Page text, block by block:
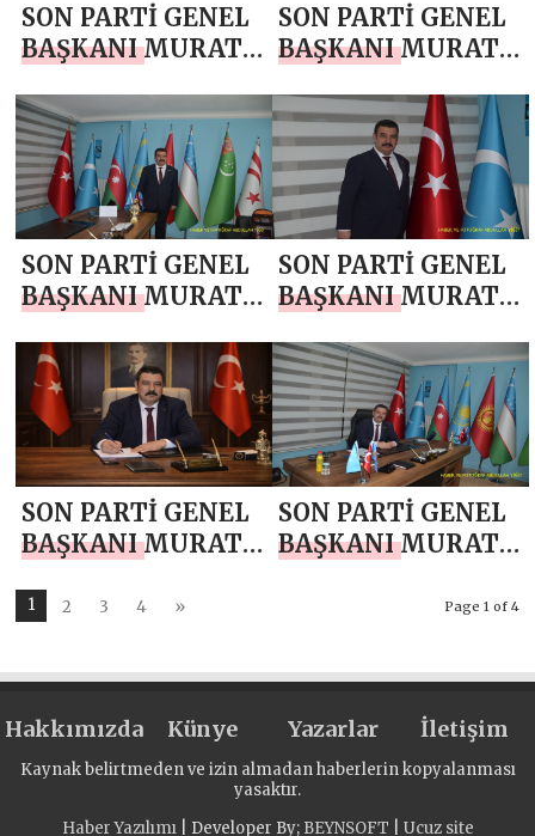
SON PARTİ GENEL
BAŞKANI MURAT
RAMAZAN
BAYRAMI MESAJI
SON PARTİ GENEL
BAŞKANI MURAT
KADİR GECESİ
MESAJI
SON PARTİ GENEL
BAŞKANI MURAT
RAMAZAN AYI
MESAJI
SON PARTİ GENEL
BAŞKANI MURAT
BERAT KANDİLİ
MESAJI
SON PARTİ GENEL
BAŞKANI MURAT
MİRAÇ KANDİLİ
SON PARTİ GENEL
BAŞKANI MURAT
10 OCAK ÇALIŞAN
GÜNÜ MESAJI
Page 1 of 4
1 2 3 4 »
Hakkımızda Künye Yazarlar İletişim
Kaynak belirtmeden ve izin almadan haberlerin kopyalanması
yasaktır.
Haber Yazılımı| Developer By; BEYNSOFT Ucuz site